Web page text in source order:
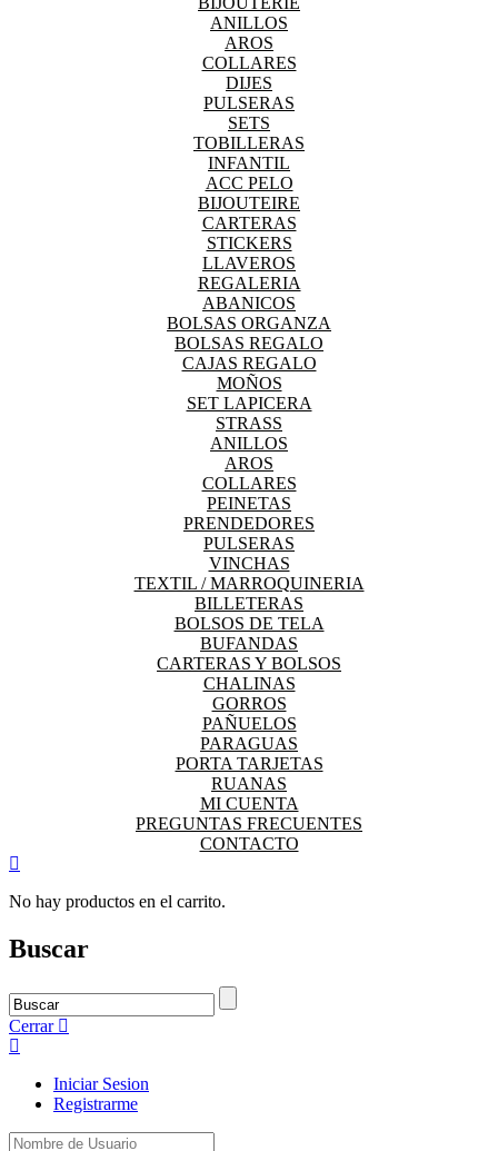
ANILLOS
AROS
COLLARES
DIJES
PULSERAS
SETS
TOBILLERAS
INFANTIL
ACC PELO
BIJOUTEIRE
CARTERAS
STICKERS
LLAVEROS
REGALERIA
ABANICOS
BOLSAS ORGANZA
BOLSAS REGALO
CAJAS REGALO
MOÑOS
SET LAPICERA
STRASS
ANILLOS
AROS
COLLARES
PEINETAS
PRENDEDORES
PULSERAS
VINCHAS
TEXTIL / MARROQUINERIA
BILLETERAS
BOLSOS DE TELA
BUFANDAS
CARTERAS Y BOLSOS
CHALINAS
GORROS
PAÑUELOS
PARAGUAS
PORTA TARJETAS
RUANAS
MI CUENTA
PREGUNTAS FRECUENTES
CONTACTO
No hay productos en el carrito.
Buscar
Cerrar
Iniciar Sesion
Registrarme